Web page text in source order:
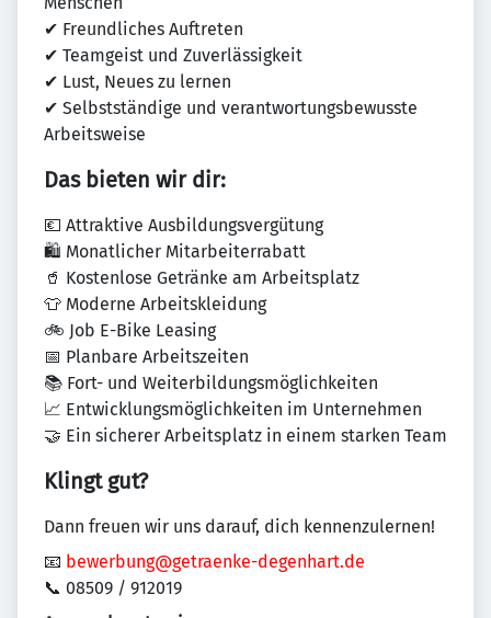
✔ Freundliches Auftreten
✔ Teamgeist und Zuverlässigkeit
✔ Lust, Neues zu lernen
✔ Selbstständige und verantwortungsbewusste
Arbeitsweise
Das bieten wir dir:
💶 Attraktive Ausbildungsvergütung
🛍 Monatlicher Mitarbeiterrabatt
🥤 Kostenlose Getränke am Arbeitsplatz
👕 Moderne Arbeitskleidung
🚲 Job E-Bike Leasing
📅 Planbare Arbeitszeiten
📚 Fort- und Weiterbildungsmöglichkeiten
📈 Entwicklungsmöglichkeiten im Unternehmen
🤝 Ein sicherer Arbeitsplatz in einem starken Team
Klingt gut?
Dann freuen wir uns darauf, dich kennenzulernen!
📧 bewerbung@getraenke-degenhart.de
📞 08509 / 912019